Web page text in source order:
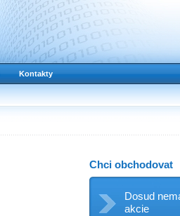
Kontakty
Chci obchodovat
Dosud
akcie